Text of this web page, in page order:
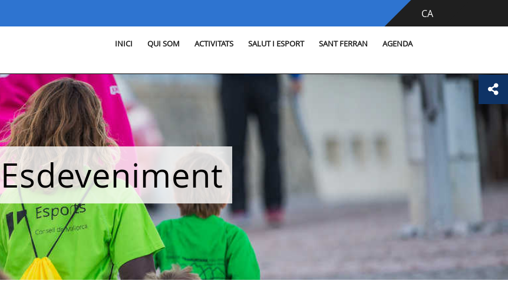
CA
INICI QUI SOM ACTIVITATS SALUT I ESPORT SANT FERRAN AGENDA
Esdeveniment